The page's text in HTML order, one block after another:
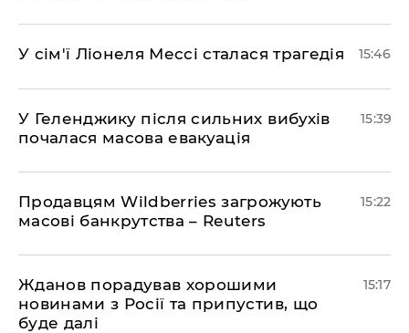
У сім'ї Ліонеля Мессі сталася трагедія 15:46
У Геленджику після сильних вибухів
почалася масова евакуація
15:39
Продавцям Wildberries загрожують
масові банкрутства – Reuters
15:22
Жданов порадував хорошими
новинами з Росії та припустив, що
буде далі
15:17